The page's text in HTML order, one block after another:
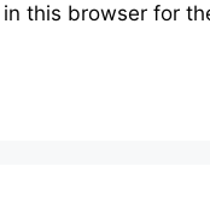
this browser for